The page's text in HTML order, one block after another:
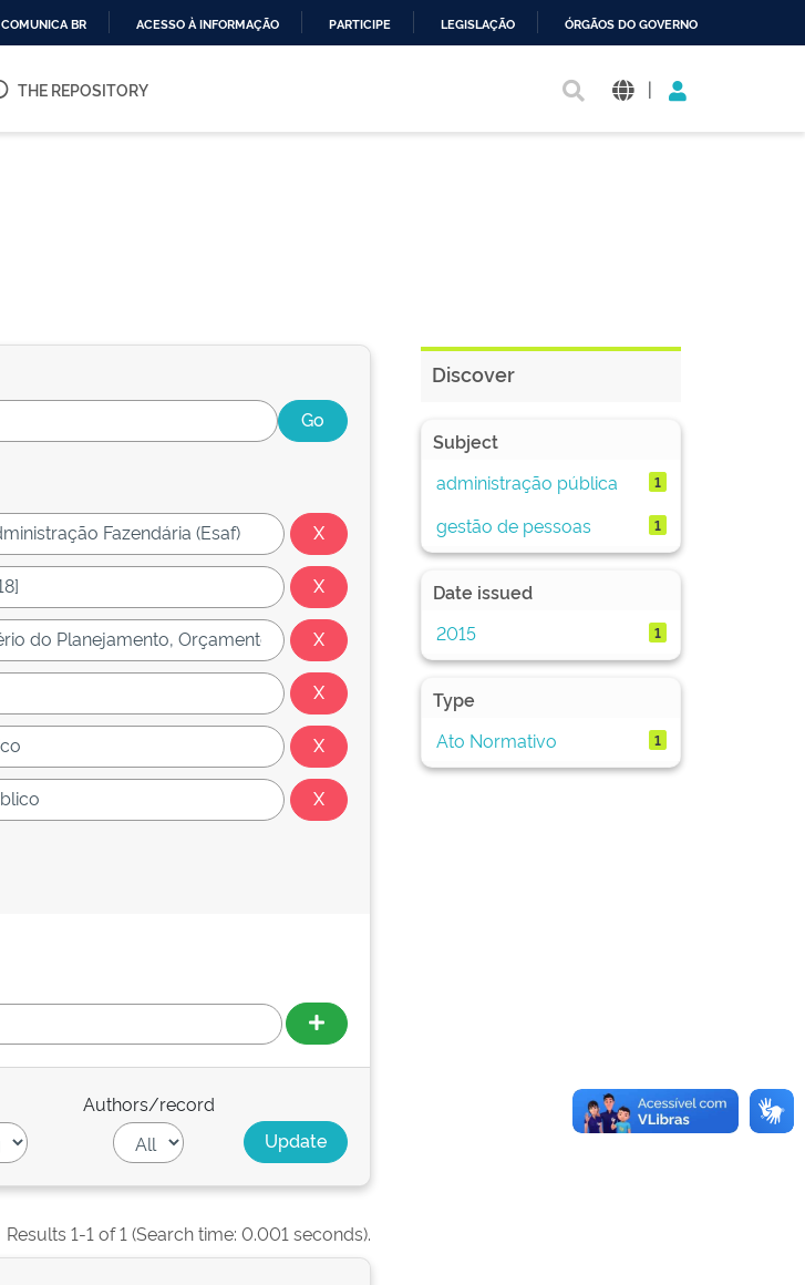
O
COMUNICA BR ACESSO À INFORMAÇÃO PARTICIPE LEGISLAÇÃO ÓRGÃOS DO GOVERNO
THE REPOSITORY |
Authors/record
Results 1-1 of 1 (Search time: 0.001 seconds).
Discover
Subject
administração pública
1
gestão de pessoas 1
Date issued
2015
1
Type
Ato Normativo
1